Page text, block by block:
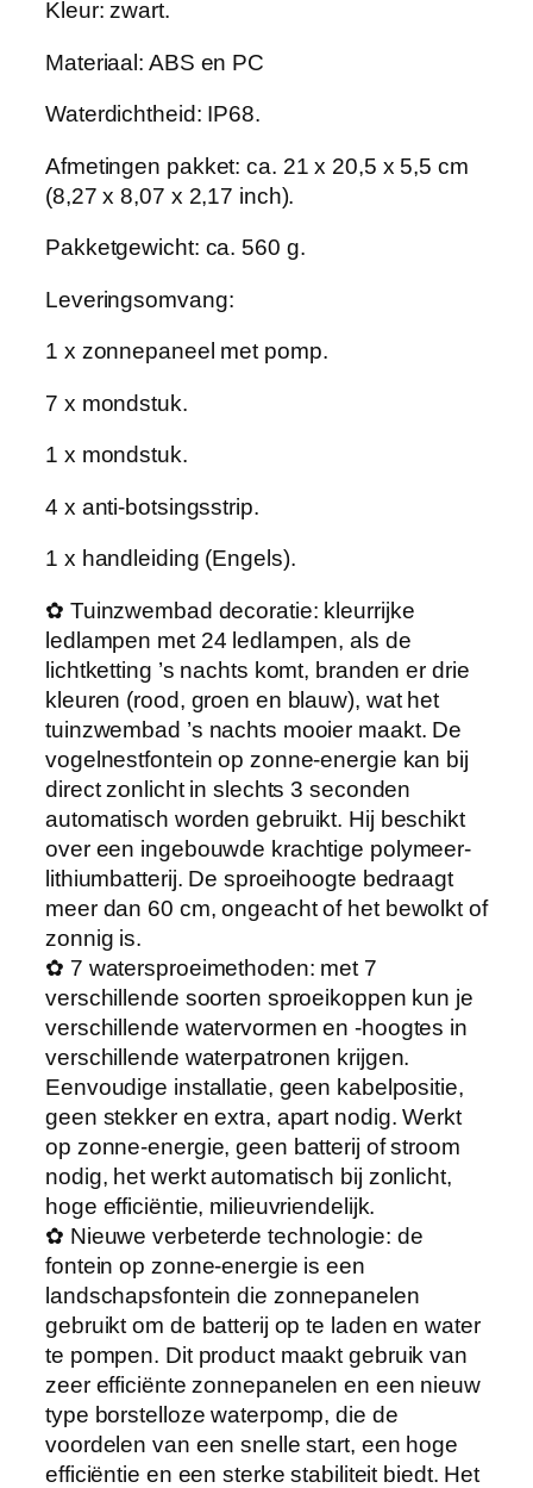
v
r
o
m
p
w
t
r
p
m
,
u
t
d
o
o
r
,
v
i
j
v
e
r
p
o
m
p
…
h
o
e
v
e
e
l
h
e
i
d
Kleur: zwart.
Materiaal: ABS en PC
Waterdichtheid: IP68.
Afmetingen pakket: ca. 21 x 20,5 x 5,5 cm
(8,27 x 8,07 x 2,17 inch).
Pakketgewicht: ca. 560 g.
Leveringsomvang:
1 x zonnepaneel met pomp.
7 x mondstuk.
1 x mondstuk.
4 x anti-botsingsstrip.
1 x handleiding (Engels).
✿ Tuinzwembad decoratie: kleurrijke
ledlampen met 24 ledlampen, als de
lichtketting ’s nachts komt, branden er drie
kleuren (rood, groen en blauw), wat het
tuinzwembad ’s nachts mooier maakt. De
vogelnestfontein op zonne-energie kan bij
direct zonlicht in slechts 3 seconden
automatisch worden gebruikt. Hij beschikt
over een ingebouwde krachtige polymeer-
lithiumbatterij. De sproeihoogte bedraagt
meer dan 60 cm, ongeacht of het bewolkt of
zonnig is.
✿ 7 watersproeimethoden: met 7
verschillende soorten sproeikoppen kun je
verschillende watervormen en -hoogtes in
verschillende waterpatronen krijgen.
Eenvoudige installatie, geen kabelpositie,
geen stekker en extra, apart nodig. Werkt
op zonne-energie, geen batterij of stroom
nodig, het werkt automatisch bij zonlicht,
hoge efficiëntie, milieuvriendelijk.
✿ Nieuwe verbeterde technologie: de
fontein op zonne-energie is een
landschapsfontein die zonnepanelen
gebruikt om de batterij op te laden en water
te pompen. Dit product maakt gebruik van
zeer efficiënte zonnepanelen en een nieuw
type borstelloze waterpomp, die de
voordelen van een snelle start, een hoge
efficiëntie en een sterke stabiliteit biedt. Het